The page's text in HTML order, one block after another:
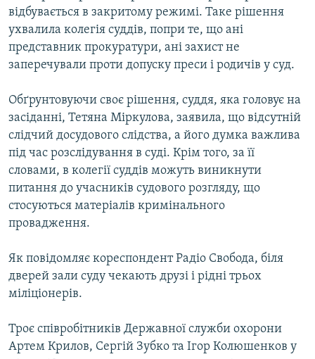
відбувається в закритому режимі. Таке рішення
ухвалила колегія суддів, попри те, що ані
представник прокуратури, ані захист не
заперечували проти допуску преси і родичів у суд.
Обґрунтовуючи своє рішення, суддя, яка головує на
засіданні, Тетяна Міркулова, заявила, що відсутній
слідчий досудового слідства, а його думка важлива
під час розслідування в суді. Крім того, за її
словами, в колегії суддів можуть виникнути
питання до учасників судового розгляду, що
стосуються матеріалів кримінального
провадження.
Як повідомляє кореспондент Радіо Свобода, біля
дверей зали суду чекають друзі і рідні трьох
міліціонерів.
Троє співробітників Державної служби охорони
Артем Крилов, Сергій Зубко та Ігор Колюшенков у